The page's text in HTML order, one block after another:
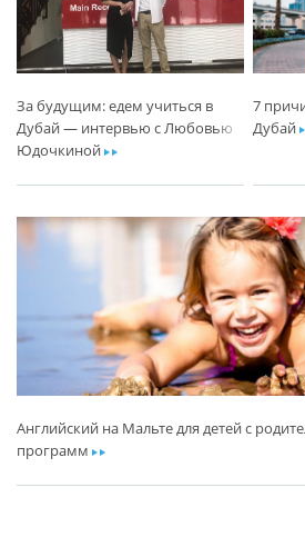
За будущим: едем учиться в
Дубай — интервью с Любовью
Юдочкинойar
7
Дубай
Английский на Мальте для детей с
программar